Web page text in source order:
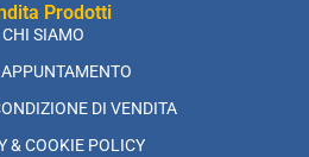
Prodotti
CHI SIAMO
DI VENDITA
& COOKIE POLICY